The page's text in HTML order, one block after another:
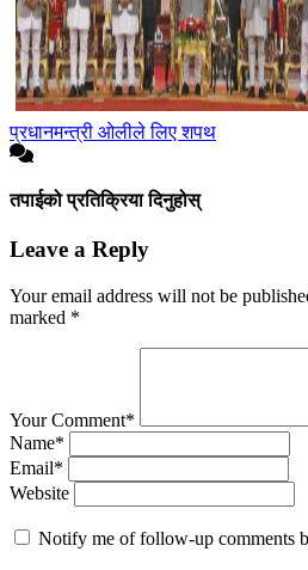
प्रधानमन्त्री ओलीले लिए शपथ
तपाईको प्रतिक्रिया दिनुहोस्
Leave a Reply
Your email address will not be
marked *
Your Comment*
Name*
Email*
Website
Notify me of follow-up comments